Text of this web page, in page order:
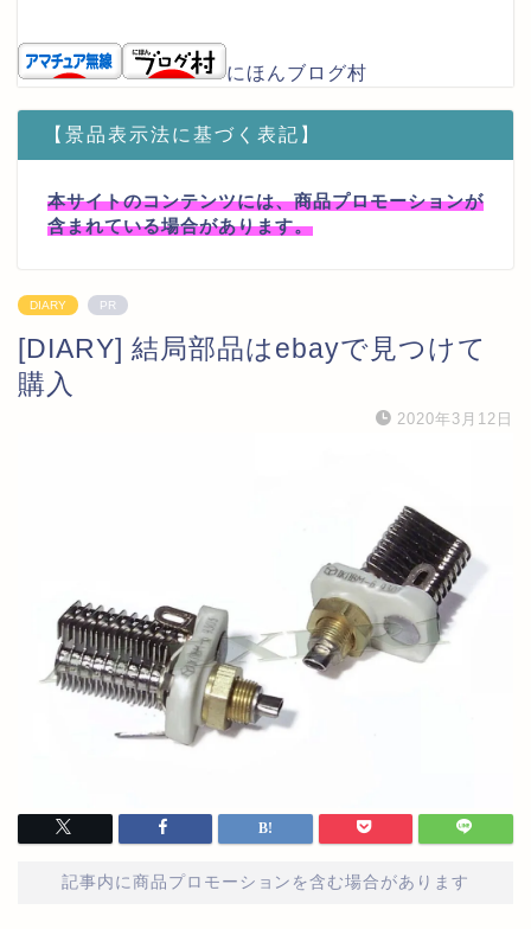
にほんブログ村
【景品表示法に基づく表記】
本サイトのコンテンツには、商品プロモーションが
含まれている場合があります。
DIARY PR
[DIARY] 結局部品はebayで見つけて
購入
2020年3月12日
記事内に商品プロモーションを含む場合があります